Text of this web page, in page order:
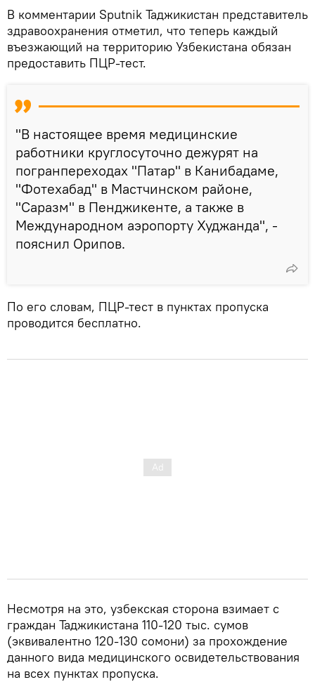
В комментарии Sputnik Таджикистан представитель
здравоохранения отметил, что теперь каждый
въезжающий на территорию Узбекистана обязан
предоставить ПЦР-тест.
"В настоящее время медицинские
работники круглосуточно дежурят на
погранпереходах "Патар" в Канибадаме,
"Фотехабад" в Мастчинском районе,
"Саразм" в Пенджикенте, а также в
Международном аэропорту Худжанда", -
пояснил Орипов.
По его словам, ПЦР-тест в пунктах пропуска
проводится бесплатно.
Несмотря на это, узбекская сторона взимает с
граждан Таджикистана 110-120 тыс. сумов
(эквивалентно 120-130 сомони) за прохождение
данного вида медицинского освидетельствования
на всех пунктах пропуска.